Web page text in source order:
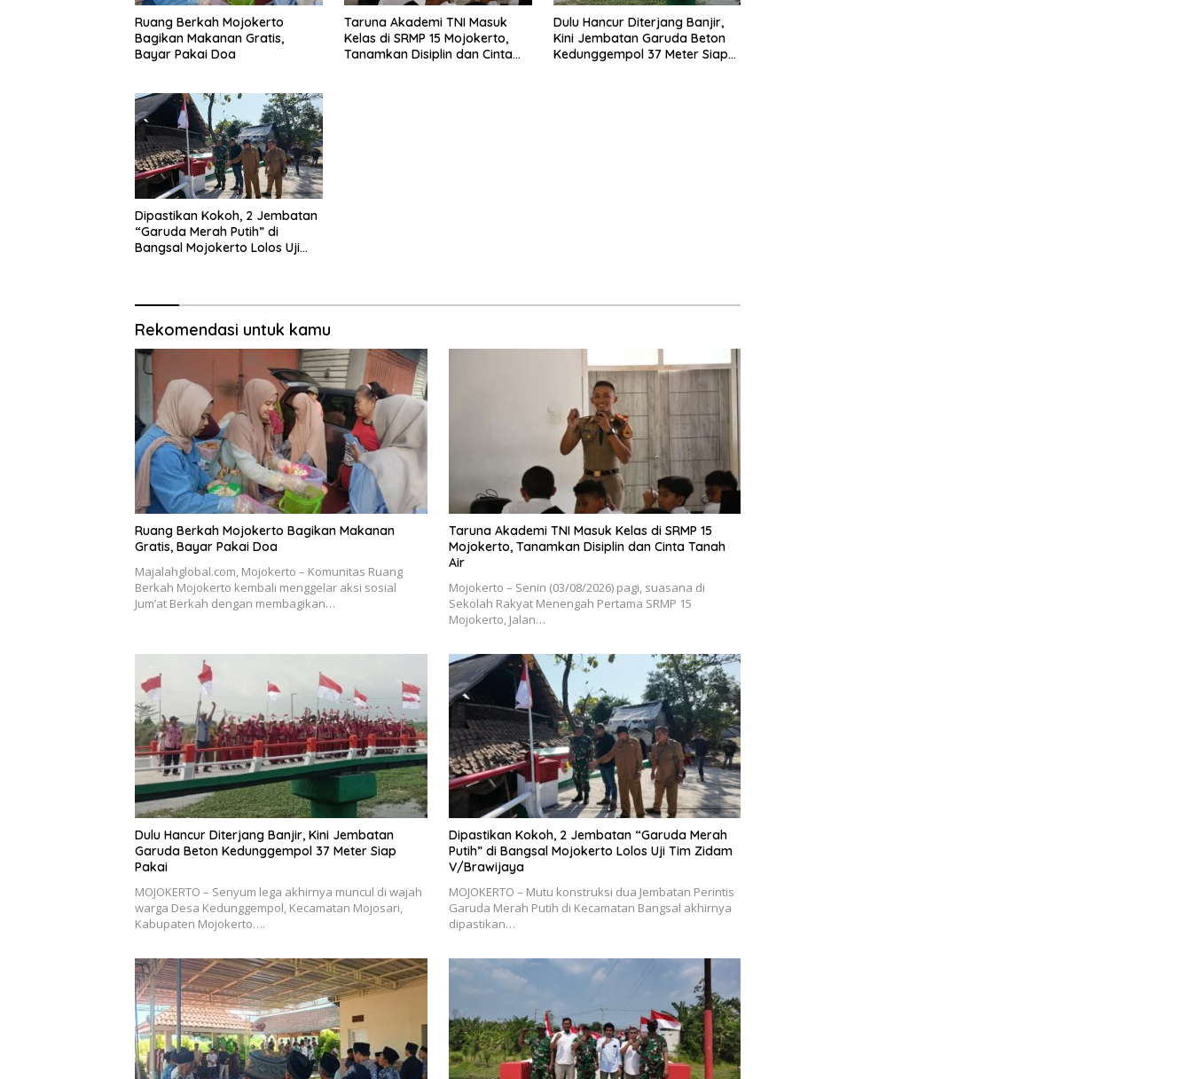
Ruang Berkah Mojokerto
Bagikan Makanan Gratis,
Bayar Pakai Doa
Taruna Akademi TNI Masuk
Kelas di SRMP 15 Mojokerto,
Tanamkan Disiplin dan Cinta
Dulu Hancur Diterjang Banjir,
Kini Jembatan Garuda Beton
Kedunggempol 37 Meter Siap
Dipastikan Kokoh, 2 Jembatan
“Garuda Merah Putih” di
Bangsal Mojokerto Lolos Uji
Rekomendasi untuk kamu
Ruang Berkah Mojokerto Bagikan Makanan
Gratis, Bayar Pakai Doa
Majalahglobal.com, Mojokerto – Komunitas Ruang
Berkah Mojokerto kembali menggelar aksi sosial
Jum’at Berkah dengan membagikan…
Taruna Akademi TNI Masuk Kelas di SRMP 15
Mojokerto, Tanamkan Disiplin dan Cinta Tanah
Air
Mojokerto – Senin (03/08/2026) pagi, suasana di
Sekolah Rakyat Menengah Pertama SRMP 15
Mojokerto, Jalan…
Dulu Hancur Diterjang Banjir, Kini Jembatan
Garuda Beton Kedunggempol 37 Meter Siap
Pakai
MOJOKERTO – Senyum lega akhirnya muncul di wajah
warga Desa Kedunggempol, Kecamatan Mojosari,
Kabupaten Mojokerto….
Dipastikan Kokoh, 2 Jembatan “Garuda Merah
Putih” di Bangsal Mojokerto Lolos Uji Tim Zidam
V/Brawijaya
MOJOKERTO – Mutu konstruksi dua Jembatan Perintis
Garuda Merah Putih di Kecamatan Bangsal akhirnya
dipastikan…